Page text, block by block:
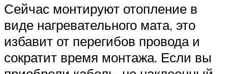
Сейчас монтируют отопление в
виде нагревательного мата, это
избавит от перегибов провода и
сократит время монтажа. Если вы